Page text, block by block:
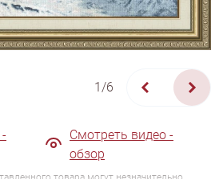
1/6
Смотреть видео -
обзор